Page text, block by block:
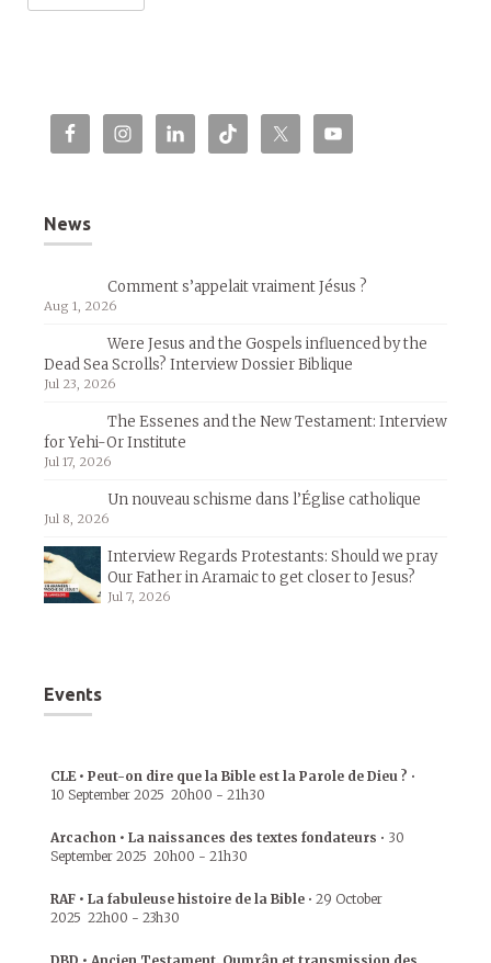
News
Comment s’appelait vraiment Jésus ?
Aug 1, 2026
Were Jesus and the Gospels influenced by the
Dead Sea Scrolls? Interview Dossier Biblique
Jul 23, 2026
The Essenes and the New Testament: Interview
for Yehi-Or Institute
Jul 17, 2026
Un nouveau schisme dans l’Église catholique
Jul 8, 2026
Interview Regards Protestants: Should we pray
Our Father in Aramaic to get closer to Jesus?
Jul 7, 2026
Events
CLE • Peut-on dire que la Bible est la Parole de Dieu ? •
10 September 2025 20h00 - 21h30
Arcachon • La naissances des textes fondateurs • 30
September 2025 20h00 - 21h30
RAF • La fabuleuse histoire de la Bible • 29 October
2025 22h00 - 23h30